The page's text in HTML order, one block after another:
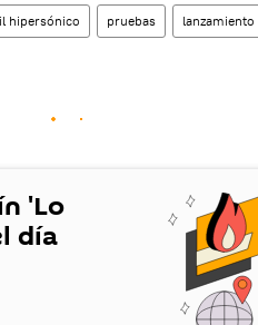
hipersónico pruebas lanzamiento
'Lo
día